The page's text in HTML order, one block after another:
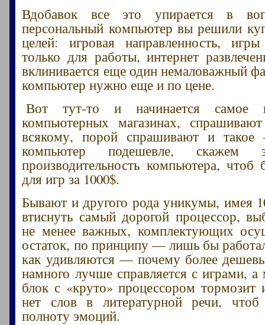
Вдобавок все это упирается в
персональный компьютер вы решили
целей: игровая направленность,
только для работы, интернет
вклинивается еще один немаловажный
компьютер нужно еще и по цене.
Вот тут-то и начинается самое
компьютерных магазинах,
всякому, порой спрашивают и такое
компьютер подешевле,
производительность компьютера,
для игр за 1000$.
Бывают и другого рода уникумы, имея
втиснуть самый дорогой процессор,
не менее важных, комплектующих
остаток, по принципу — лишь бы
как удивляются — почему более
намного лучше справляется с играми,
блок с «круто» процессором тормозит
нет слов в литературной речи,
полноту эмоций.